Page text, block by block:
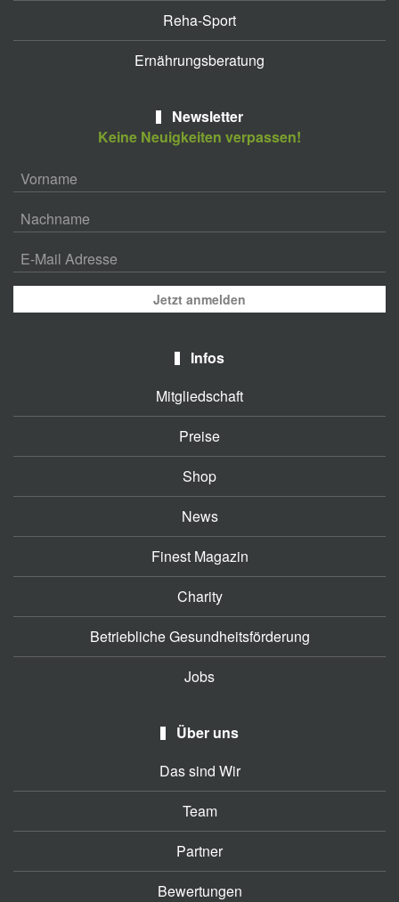
Reha-Sport
Ernährungsberatung
Newsletter
Keine Neuigkeiten verpassen!
Jetzt anmelden
Infos
Mitgliedschaft
Preise
Shop
News
Finest Magazin
Charity
Betriebliche Gesundheitsförderung
Jobs
Über uns
Das sind Wir
Team
Partner
Bewertungen